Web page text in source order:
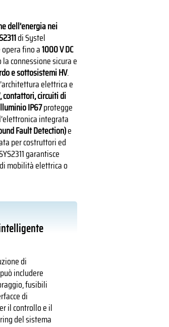
dell’energia nei
di Systel
fino a1000 V DC
connessione sicura e
e sottosistemi HV.
elettrica e
contattori, circuiti di
IP67protegge
integrata
Fault Detection)e
per costruttori ed
garantisce
mobilità elettrica o
di
includere
fusibili
di
il controllo e il
del sistema